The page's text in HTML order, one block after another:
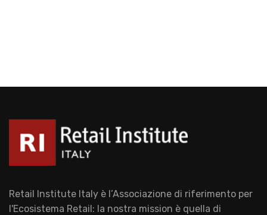
Retail Institute Italy è l’Associazione di riferimento per
l'Ecosistema Retail: la nostra mission è quella di